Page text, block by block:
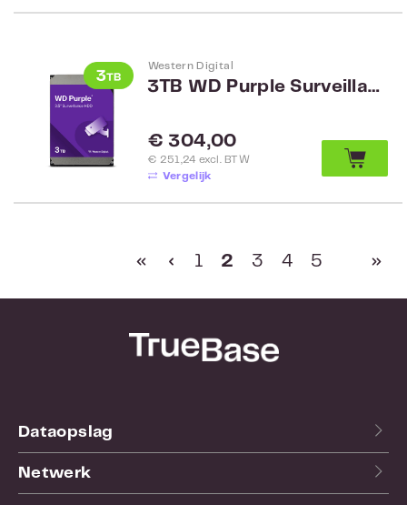
Western Digital
3TB WD Purple Surveillance WD33PURZ
Normale prijs:
€ 304,00
€ 251,24 excl. BTW
Vergelijk
Pagina
1 Pagina
2 Pagina
3 Pagina
4 Pagina
5
Dataopslag
Netwerk